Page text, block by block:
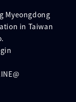
Myeongdong
in Taiwan